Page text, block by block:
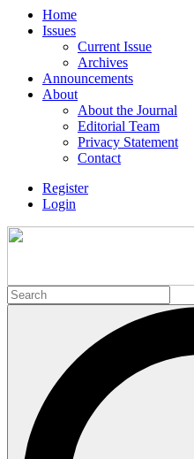
Home
Issues
Current Issue
Archives
Announcements
About
About the Journal
Editorial Team
Privacy Statement
Contact
Register
Login